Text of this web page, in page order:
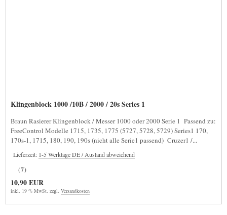
Klingenblock 1000 /10B / 2000 / 20s Series 1
Braun Rasierer Klingenblock / Messer 1000 oder 2000 Serie 1 Passend zu:
FreeControl Modelle 1715, 1735, 1775 (5727, 5728, 5729) Series1 170,
170s-1, 1715, 180, 190, 190s (nicht alle Serie1 passend) Cruzer1 /...
Lieferzeit: 1-5 Werktage DE / Ausland abweichend
(7)
10,90 EUR
inkl. 19 % MwSt. zzgl. Versandkosten